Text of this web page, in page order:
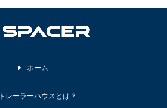
ホーム
トレーラーハウスとは？